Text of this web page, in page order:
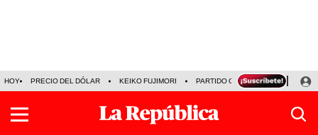
HOY PRECIO DEL DÓLAR KEIKO FUJIMORI PARTIDO OBRAS ARMONÍA 10